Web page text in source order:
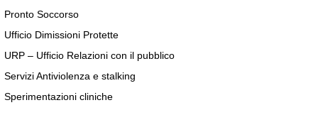
Pronto Soccorso
Ufficio Dimissioni Protette
URP – Ufficio Relazioni con il pubblico
Servizi Antiviolenza e stalking
Sperimentazioni cliniche